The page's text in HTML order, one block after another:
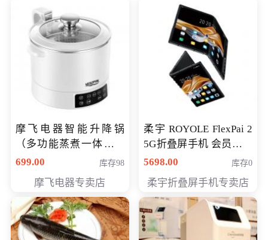
摩飞电器智能升降锅
（多功能蒸煮一体锅）
（智能升降养生锅） 会
699.00 库存98
摩飞电器专卖店
柔宇 ROYOLE FlexPai 2
5G折叠屏手机 会员专享
购买价格 4998元
5698.00 库存0
柔宇折叠屏手机专卖店